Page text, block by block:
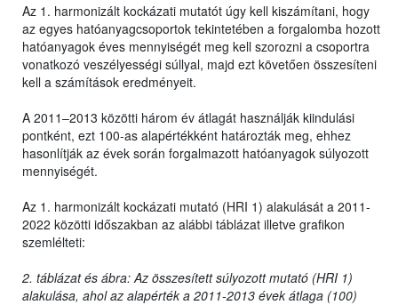
Az 1. harmonizált kockázati mutatót úgy kell kiszámítani, hogy
az egyes hatóanyagcsoportok tekintetében a forgalomba hozott
hatóanyagok éves mennyiségét meg kell szorozni a csoportra
vonatkozó veszélyességi súllyal, majd ezt követően összesíteni
kell a számítások eredményeit.
A 2011–2013 közötti három év átlagát használják kiindulási
pontként, ezt 100-as alapértékként határozták meg, ehhez
hasonlítják az évek során forgalmazott hatóanyagok súlyozott
mennyiségét.
Az 1. harmonizált kockázati mutató (HRI 1) alakulását a 2011-
2022 közötti időszakban az alábbi táblázat illetve grafikon
szemlélteti:
2. táblázat és ábra: Az összesített súlyozott mutató (HRI 1)
alakulása, ahol az alapérték a 2011-2013 évek átlaga (100)